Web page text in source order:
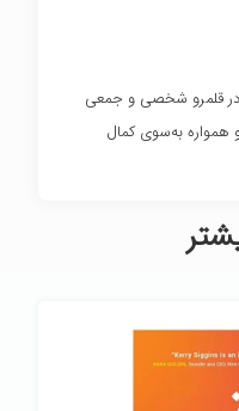
در قلمرو شخصی و جمعی
همواره به‌سوی کمال